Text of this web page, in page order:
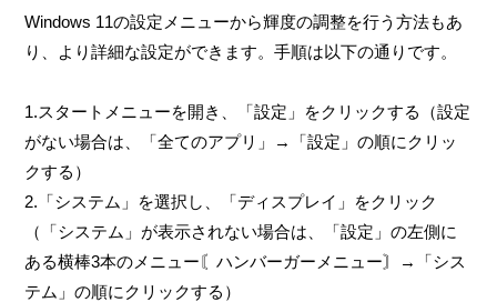
Windows 11の設定メニューから輝度の調整を行う方法もあ
り、より詳細な設定ができます。手順は以下の通りです。
1.スタートメニューを開き、「設定」をクリックする（設定
がない場合は、「全てのアプリ」→「設定」の順にクリッ
クする）
2.「システム」を選択し、「ディスプレイ」をクリック
（「システム」が表示されない場合は、「設定」の左側に
ある横棒3本のメニュー〘ハンバーガーメニュー〙→「シス
テム」の順にクリックする）